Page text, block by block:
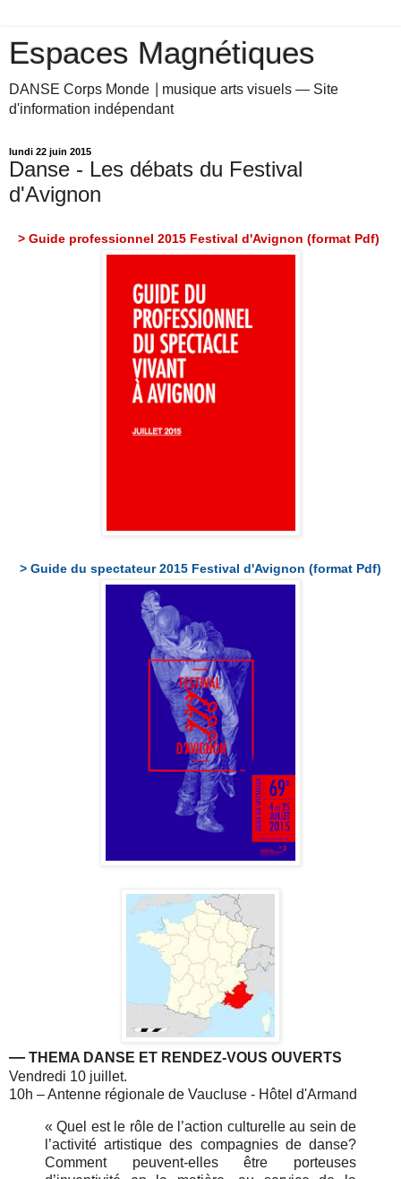
Espaces Magnétiques
DANSE Corps Monde ⎥ musique arts visuels — Site
d'information indépendant
lundi 22 juin 2015
Danse - Les débats du Festival
d'Avignon
> Guide professionnel 2015 Festival d'Avignon (format Pdf)
> Guide du spectateur 2015 Festival d'Avignon (format Pdf)
— THEMA DANSE ET RENDEZ-VOUS OUVERTS
Vendredi 10 juillet.
10h – Antenne régionale de Vaucluse - Hôtel d'Armand
« Quel est le rôle de l’action culturelle au sein de
l’activité artistique des compagnies de danse?
Comment peuvent-elles être porteuses